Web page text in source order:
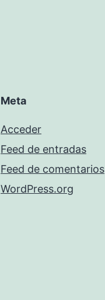
Meta
Acceder
Feed de entradas
Feed de comentarios
WordPress.org